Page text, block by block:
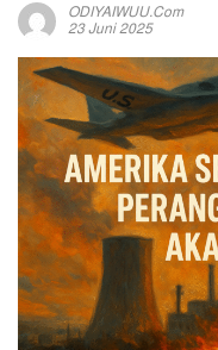
ODIYAIWUU.com
23 Juni 2025